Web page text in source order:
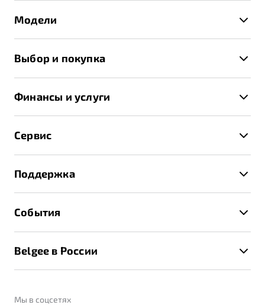
Модели
X70
Выбор и покупка
Спецпредложения и Акции
Записаться на тест-драйв
Получить предложение
Финансы и услуги
Трейд-ин
Страхование
Расчет КАСКО
Сервис
Руководство по эксплуатации
Техническое обслуживание
Калькулятор ТО
Поддержка
Помощь на дорогах
Belgee Линк
События
Контакты
Belgee в России
О дилерском центре
Мы в соцсетях